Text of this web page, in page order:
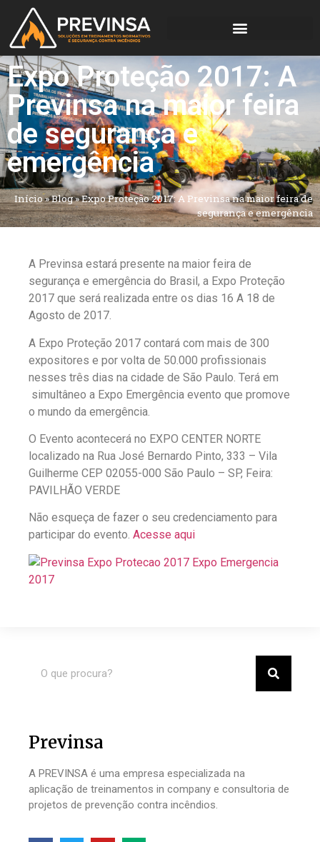
Expo Proteção 2017: A
Previnsa na maior feira
de segurança e
emergência
Início»Blog»Expo Proteção 2017: A Previnsa na maior feira de
segurança e emergência
A Previnsa estará presente na maior feira de
segurança e emergência do Brasil, a Expo Proteção
2017 que será realizada entre os dias 16 A 18 de
Agosto de 2017.
A Expo Proteção 2017 contará com mais de 300
expositores e por volta de 50.000 profissionais
nesses três dias na cidade de São Paulo. Terá em
simultâneo a Expo Emergência evento que promove
o mundo da emergência.
O Evento acontecerá no EXPO CENTER NORTE
localizado na Rua José Bernardo Pinto, 333 – Vila
Guilherme CEP 02055-000 São Paulo – SP, Feira:
PAVILHÃO VERDE
Não esqueça de fazer o seu credenciamento para
participar do evento. Acesse aqui
Previnsa
A PREVINSA é uma empresa especializada na
aplicação de treinamentos in company e consultoria de
projetos de prevenção contra incêndios.